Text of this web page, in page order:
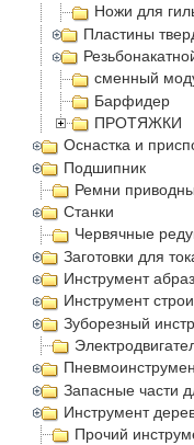
Ножи для
Пластины
сменный
Барфидер
ПРОТЯЖКИ
Оснастка и
Подшипник
Ремни
Станки
Червячные
Заготовки для
Инструмент
Инструмент
Зуборезный
Запасные части
Инструмент
Прочий